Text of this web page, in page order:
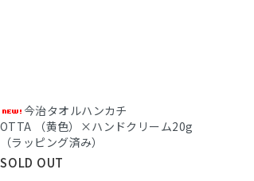
今治タオルハンカチ
OTTA （黄色）×ハンドクリーム20g
（ラッピング済み）
SOLD OUT